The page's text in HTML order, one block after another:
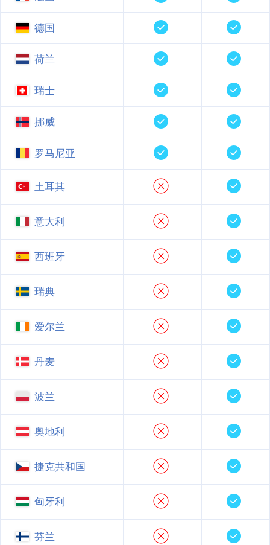
德国
荷兰
瑞士
挪威
罗马尼亚
土耳其
意大利
西班牙
瑞典
爱尔兰
丹麦
波兰
奥地利
捷克共和国
匈牙利
芬兰